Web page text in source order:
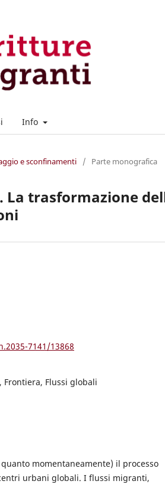
Info
e sconfinamenti / Parte monografica
trasformazione
7141/13868
Frontiera, Flussi globali
momentaneamente) il processo
urbani globali. I flussi migranti,